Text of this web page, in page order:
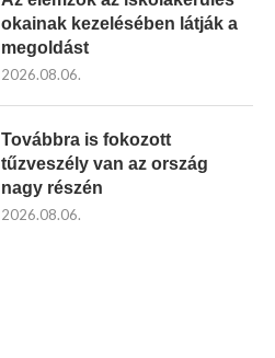
okainak kezelésében látják a
megoldást
2026.08.06.
Továbbra is fokozott
tűzveszély van az ország
nagy részén
2026.08.06.